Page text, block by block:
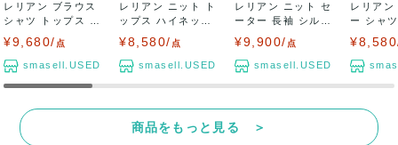
レリアン ブラウス
シャツ トップス フ
レンチスリ...
¥9,680/ 点
smasell.USED
レリアン ニット ト
ップス ハイネック
ボーダー柄...
¥8,580/ 点
smasell.USED
レリアン ニット セ
ーター 長袖 シル
ク/カシミヤ...
¥9,900/ 点
smasell.USED
レリアン
ー シャ
七分袖
商品をもっと見る ＞